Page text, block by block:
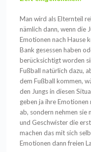
Man wird als Elternteil
nämlich dann, wenn die
Emotionen nach Hause
Bank gesessen haben
berücksichtigt worden
Fußball natürlich dazu,
dem Fußball kommen,
den Jungs in diesen
geben ja ihre
ab, sondern nehmen sie
und Geschwister die
machen das mit sich
Emotionen dann freien